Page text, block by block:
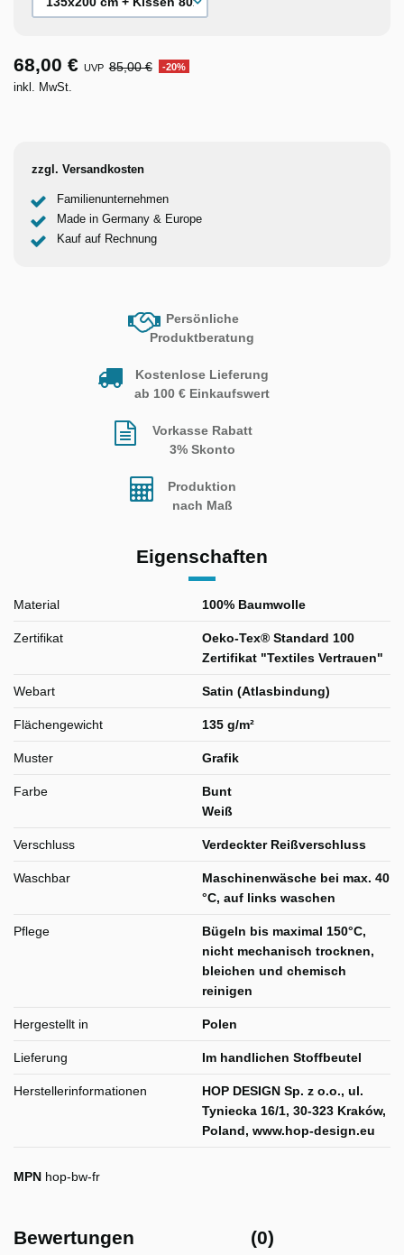
68,00 € UVP 85,00 € -20%
inkl. MwSt.
zzgl. Versandkosten
Familienunternehmen
Made in Germany & Europe
Kauf auf Rechnung
Persönliche
Produktberatung
Kostenlose Lieferung
ab 100 € Einkaufswert
Vorkasse Rabatt
3% Skonto
Produktion
nach Maß
Eigenschaften
Material 100% Baumwolle
Zertifikat
Oeko-Tex® Standard 100
Zertifikat "Textiles Vertrauen"
Webart Satin (Atlasbindung)
Flächengewicht 135 g/m²
Muster Grafik
Farbe
Bunt
Weiß
Verschluss Verdeckter Reißverschluss
Waschbar
Maschinenwäsche bei max. 40
°C, auf links waschen
Pflege
Bügeln bis maximal 150°C,
nicht mechanisch trocknen,
bleichen und chemisch
reinigen
Hergestellt in Polen
Lieferung Im handlichen Stoffbeutel
Herstellerinformationen
HOP DESIGN Sp. z o.o., ul.
Tyniecka 16/1, 30-323 Kraków,
Poland, www.hop-design.eu
MPN hop-bw-fr
Bewertungen (0)